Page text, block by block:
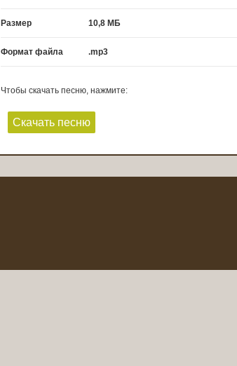
Размер 10,8 МБ
Формат файла .mp3
Чтобы скачать песню, нажмите:
Скачать песню